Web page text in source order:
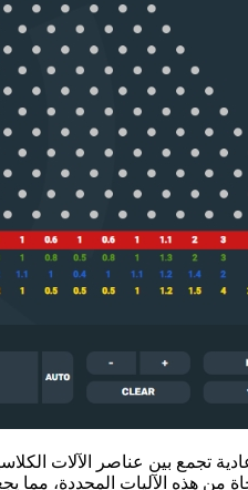
تجمع بين عناصر الآلات
من هذه الآليات المحددة، مما